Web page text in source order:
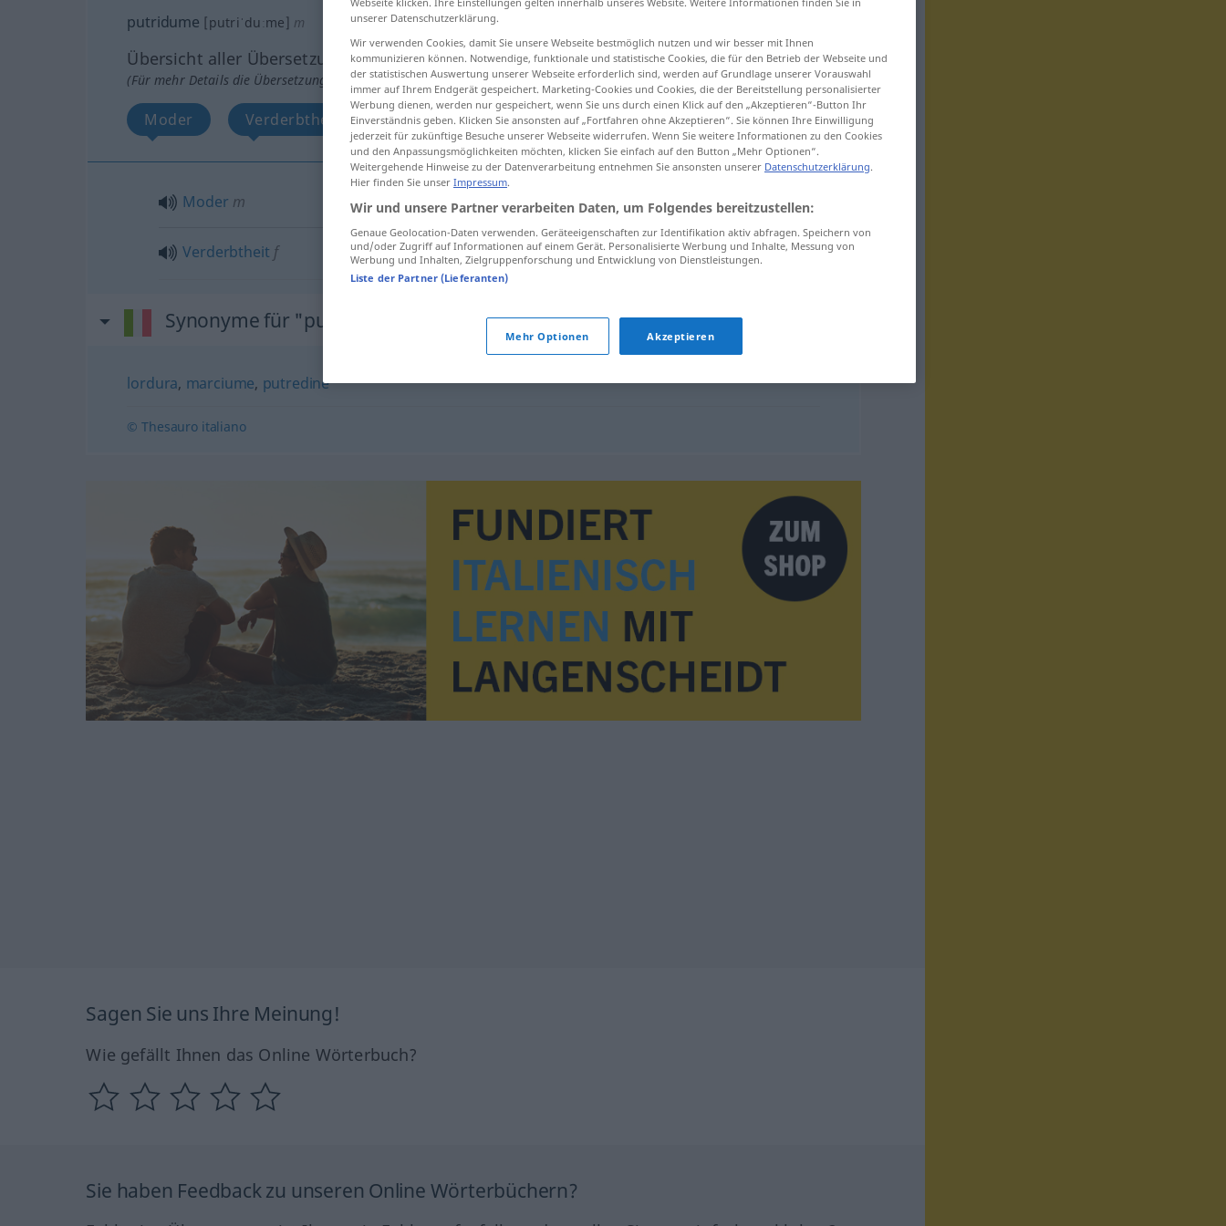
putridume [putriˈduːme] m
Übersicht aller Übersetzungen
(Für mehr Details die Übersetzung anklicken/antippen)
Moder Verderbtheit
Moder m putridume
Verderbtheit f putridume FIG
Synonyme für "putridume"
lordura, marciume, putredine
© Thesauro italiano
Sagen Sie uns Ihre Meinung!
Wie gefällt Ihnen das Online Wörterbuch?
Sie haben Feedback zu unseren Online Wörterbüchern?
unserer Datenschutzerklärung.
Wir verwenden Cookies, damit Sie unsere Webseite bestmöglich nutzen und wir besser mit Ihnen
kommunizieren können. Notwendige, funktionale und statistische Cookies, die für den Betrieb der Webseite und
der statistischen Auswertung unserer Webseite erforderlich sind, werden auf Grundlage unserer Vorauswahl
immer auf Ihrem Endgerät gespeichert. Marketing-Cookies und Cookies, die der Bereitstellung personalisierter
Werbung dienen, werden nur gespeichert, wenn Sie uns durch einen Klick auf den „Akzeptieren“-Button Ihr
Einverständnis geben. Klicken Sie ansonsten auf „Fortfahren ohne Akzeptieren“. Sie können Ihre Einwilligung
jederzeit für zukünftige Besuche unserer Webseite widerrufen. Wenn Sie weitere Informationen zu den Cookies
und den Anpassungsmöglichkeiten möchten, klicken Sie einfach auf den Button „Mehr Optionen“.
Weitergehende Hinweise zu der Datenverarbeitung entnehmen Sie ansonsten unserer Datenschutzerklärung.
Hier finden Sie unser Impressum.
Wir und unsere Partner verarbeiten Daten, um Folgendes bereitzustellen:
Genaue Geolocation-Daten verwenden. Geräteeigenschaften zur Identifikation aktiv abfragen. Speichern von
und/oder Zugriff auf Informationen auf einem Gerät. Personalisierte Werbung und Inhalte, Messung von
Werbung und Inhalten, Zielgruppenforschung und Entwicklung von Dienstleistungen.
Liste der Partner (Lieferanten)
Mehr Optionen Akzeptieren